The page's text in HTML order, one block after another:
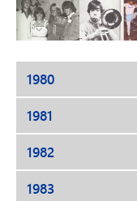
1980
1981
1982
1983